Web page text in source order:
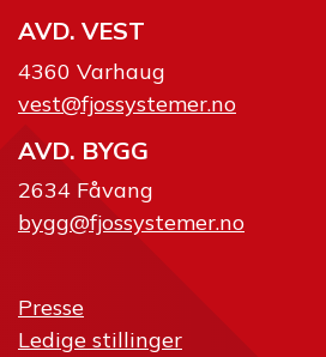
AVD. VEST
4360 Varhaug
vest@fjossystemer.no
AVD. BYGG
2634 Fåvang
bygg@fjossystemer.no
Presse
Ledige stillinger